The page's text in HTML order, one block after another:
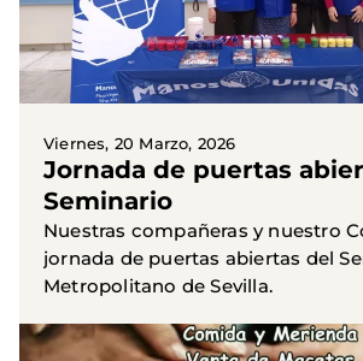
Viernes, 20 Marzo, 2026
Jornada de puertas
Seminario
Nuestras compañeras y nuestro
jornada de puertas abiertas del
Metropolitano de Sevilla.